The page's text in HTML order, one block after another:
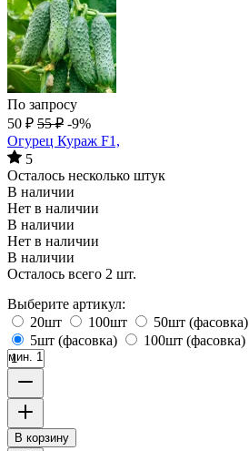
По запросу
50 ₽ 55 ₽ -9%
Огурец Кураж F1,
5
Осталось несколько штук
В наличии
Нет в наличии
В наличии
Нет в наличии
В наличии
Осталось всего 2 шт.
Выберите артикул:
20шт
100шт 50шт (фасовка)
5шт (фасовка)
100шт (фасовка)
мин. 1
В корзину